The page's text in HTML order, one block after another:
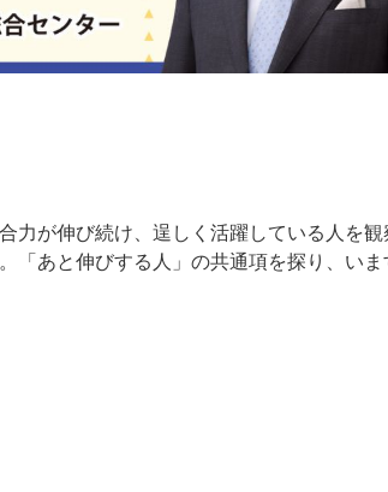
力が伸び続け、逞しく活躍している人を
「あと伸びする人」の共通項を探り、い